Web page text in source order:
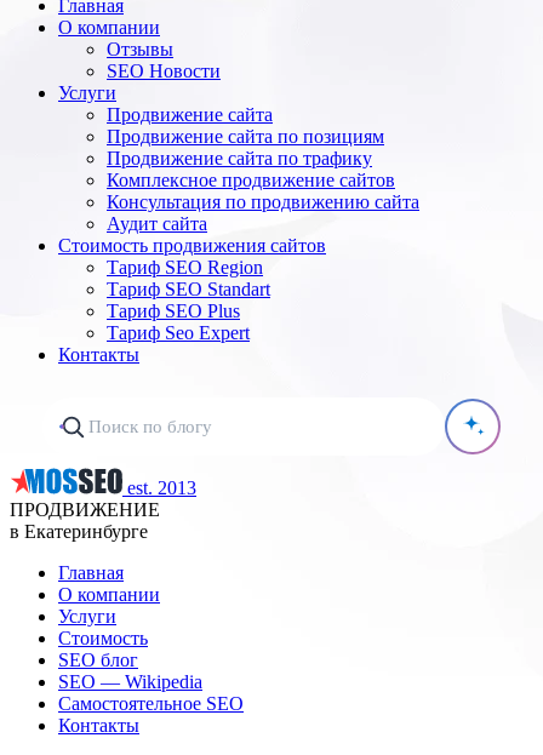
Главная
О компании
Отзывы
SEO Новости
Услуги
Продвижение сайта
Продвижение сайта по позициям
Продвижение сайта по трафику
Комплексное продвижение сайтов
Консультация по продвижению сайта
Аудит сайта
Стоимость продвижения сайтов
Тариф SEO Region
Тариф SEO Standart
Тариф SEO Plus
Тариф Seo Expert
Контакты
est. 2013
ПРОДВИЖЕНИЕ
в Екатеринбурге
Главная
О компании
Услуги
Стоимость
SEO блог
SEO — Wikipedia
Самостоятельное SEO
Контакты